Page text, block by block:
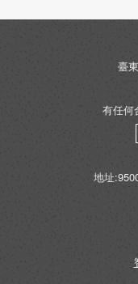
臺
有任何
地址